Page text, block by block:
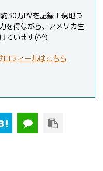
30万PVを記録！現地ラ
を得ながら、アメリカ生
ています(^^)
ロフィールはこちら